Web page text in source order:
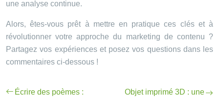
une analyse continue.
Alors, êtes-vous prêt à mettre en pratique ces clés et à
révolutionner votre approche du marketing de contenu ?
Partagez vos expériences et posez vos questions dans les
commentaires ci-dessous !
Écrire des poèmes :
Objet imprimé 3D : une